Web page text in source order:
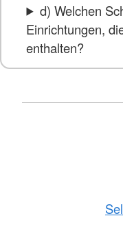
d) Welchen
Einrichtungen,
enthalten?